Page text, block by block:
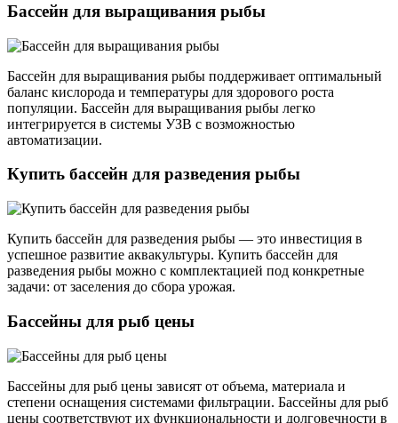
Бассейн для выращивания рыбы
Бассейн для выращивания рыбы поддерживает оптимальный
баланс кислорода и температуры для здорового роста
популяции. Бассейн для выращивания рыбы легко
интегрируется в системы УЗВ с возможностью
автоматизации.
Купить бассейн для разведения рыбы
Купить бассейн для разведения рыбы — это инвестиция в
успешное развитие аквакультуры. Купить бассейн для
разведения рыбы можно с комплектацией под конкретные
задачи: от заселения до сбора урожая.
Бассейны для рыб цены
Бассейны для рыб цены зависят от объема, материала и
степени оснащения системами фильтрации. Бассейны для рыб
цены соответствуют их функциональности и долговечности в